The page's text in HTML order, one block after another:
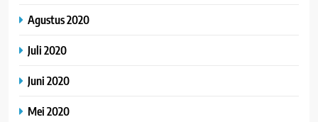
Agustus 2020
Juli 2020
Juni 2020
Mei 2020